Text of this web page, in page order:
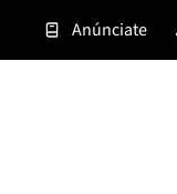
Anúnciate